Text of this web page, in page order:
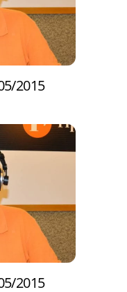
2015
2015